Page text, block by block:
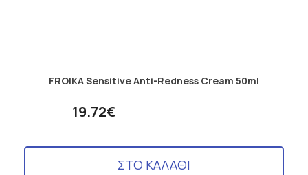
FROIKA Sensitive Anti-Redness Cream 50ml
19.72€
ΣΤΟ ΚΑΛΑΘΙ